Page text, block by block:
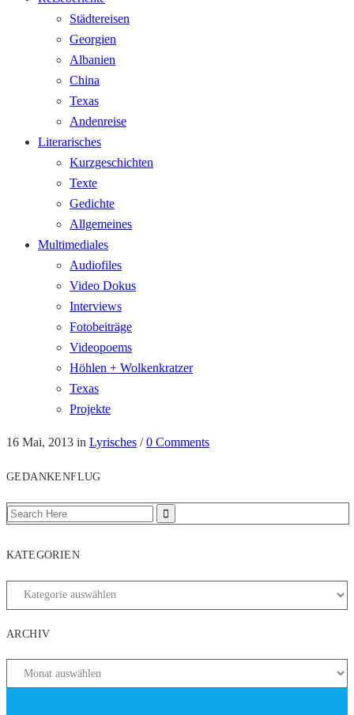
Städtereisen
Georgien
Albanien
China
Texas
Andenreise
Literarisches
Kurzgeschichten
Texte
Gedichte
Allgemeines
Multimediales
Audiofiles
Video Dokus
Interviews
Fotobeiträge
Videopoems
Höhlen + Wolkenkratzer
Texas
Projekte
16 Mai, 2013 in Lyrisches /0 Comments
GEDANKENFLUG
KATEGORIEN
ARCHIV